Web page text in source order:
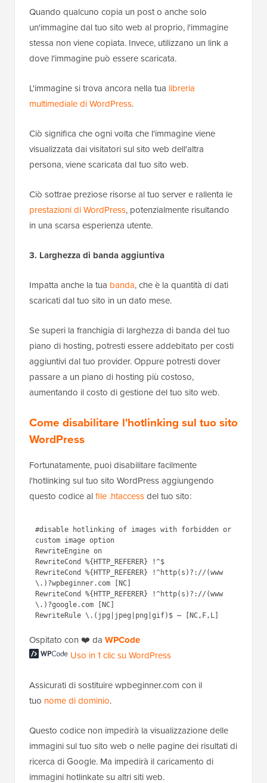
Quando qualcuno copia un post o anche solo
un'immagine dal tuo sito web al proprio, l'immagine
stessa non viene copiata. Invece, utilizzano un link a
dove l'immagine può essere scaricata.
L'immagine si trova ancora nella tua libreria
multimediale di WordPress.
Ciò significa che ogni volta che l'immagine viene
visualizzata dai visitatori sul sito web dell'altra
persona, viene scaricata dal tuo sito web.
Ciò sottrae preziose risorse al tuo server e rallenta le
prestazioni di WordPress, potenzialmente risultando
in una scarsa esperienza utente.
3. Larghezza di banda aggiuntiva
Impatta anche la tua banda, che è la quantità di dati
scaricati dal tuo sito in un dato mese.
Se superi la franchigia di larghezza di banda del tuo
piano di hosting, potresti essere addebitato per costi
aggiuntivi dal tuo provider. Oppure potresti dover
passare a un piano di hosting più costoso,
aumentando il costo di gestione del tuo sito web.
Come disabilitare l'hotlinking sul tuo sito
WordPress
Fortunatamente, puoi disabilitare facilmente
l'hotlinking sul tuo sito WordPress aggiungendo
questo codice alfile .htaccessdel tuo sito:
1
2
3
5
6
#disable hotlinking of images
with forbidden
option
RewriteEngine on
RewriteCond %{HTTP_REFERER} !^$
RewriteCond %{HTTP_REFERER}
!^http(s)?://(www\.)?
RewriteCond %{HTTP_REFERER}
!^http(s)?://(www\.)?google.com
RewriteRule \.
(jpg|jpeg|png|gif)$ – [NC,F,L]
WPCode
WordPress
Assicurati di sostituire wpbeginner.com con il
tuonome di dominio.